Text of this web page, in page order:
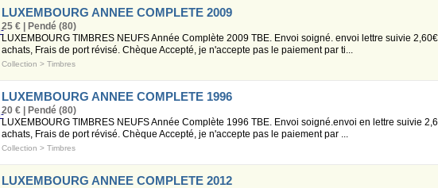
LUXEMBOURG ANNEE COMPLETE 2009
25 € | Pendé (80)
LUXEMBOURG TIMBRES NEUFS Année Complète 2009 TBE. Envoi soigné. envoi lettre suivie
achats, Frais de port révisé. Chèque Accepté, je n'accepte pas le paiement par ti...
Collection > Timbres
LUXEMBOURG ANNEE COMPLETE 1996
20 € | Pendé (80)
LUXEMBOURG TIMBRES NEUFS Année Complète 1996 TBE. Envoi soigné.envoi en lettre suivie
achats, Frais de port révisé. Chèque Accepté, je n'accepte pas le paiement par ...
Collection > Timbres
LUXEMBOURG ANNEE COMPLETE 2012